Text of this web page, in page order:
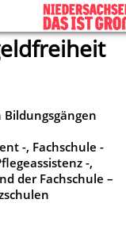
-, Fachschule -
-,
der Fachschule –